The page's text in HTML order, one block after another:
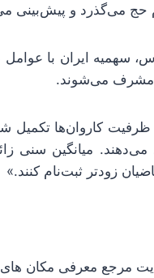
می‌شد تا ۲۵ دی (هفته گذشته) این روند
مشرف می‌شوند.
زودتر ثبت‌نام کنند.»
مرجع معرفی مکان های